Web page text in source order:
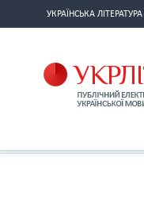
УКРАЇНСЬКА ЛІТЕРАТУРА